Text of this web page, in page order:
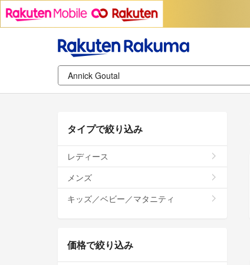
タイプで絞り込み
レディース
メンズ
キッズ／ベビー／マタニティ
価格で絞り込み